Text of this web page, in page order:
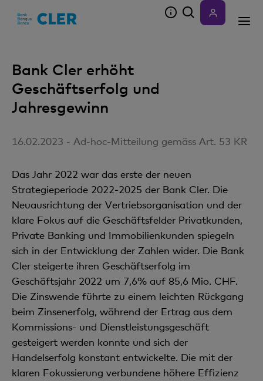
Bank Cler erhöht
Geschäftserfolg und
Jahresgewinn
16.02.2023 - Ad-hoc-Mitteilung gemäss Art. 53 KR
Das Jahr 2022 war das erste der neuen
Strategieperiode 2022-2025 der Bank Cler. Die
Neuausrichtung der Vertriebsorganisation und der
klare Fokus auf die Geschäftsfelder Privatkunden,
Private Banking und Immobilienkunden spiegeln
sich in der Entwicklung der Zahlen wider. Die Bank
Cler steigerte ihren Geschäftserfolg im
Geschäftsjahr 2022 um 7,6% auf 85,6 Mio. CHF.
Die Zinswende führte zu einem leichten Rückgang
beim Zinsenerfolg, während der Ertrag aus dem
Kommissions- und Dienstleistungsgeschäft
gesteigert werden konnte und sich der
Handelserfolg konstant entwickelte. Die mit der
klaren Fokussierung verbundene höhere Effizienz